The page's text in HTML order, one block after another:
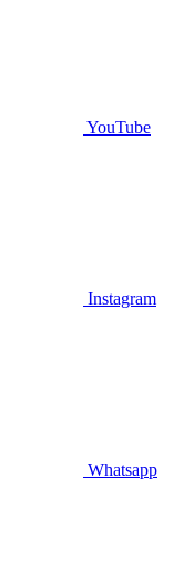
YouTube
Instagram
Whatsapp